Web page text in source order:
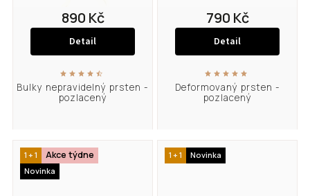
Bulky nepravidelný prsten -
pozlacený
890 Kč
Detail
Deformovaný prsten -
pozlacený
790 Kč
Detail
Akce týdne
Novinka
1 + 1 Novinka
1 + 1